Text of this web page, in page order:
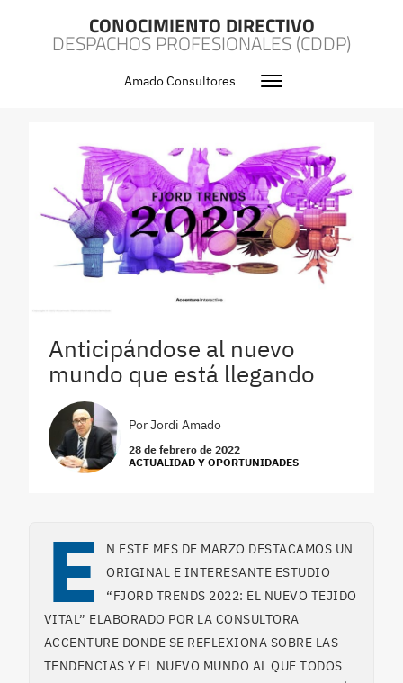
CONOCIMIENTO DIRECTIVO
DESPACHOS PROFESIONALES (CDDP)
Amado Consultores
Anticipándose al nuevo
mundo que está llegando
PorJordi Amado
28 de febrero de 2022
ACTUALIDAD Y OPORTUNIDADES
E
N ESTE MES DE MARZO DESTACAMOS UN
ORIGINAL E INTERESANTE ESTUDIO
“FJORD TRENDS 2022: EL NUEVO TEJIDO
VITAL” ELABORADO POR LA CONSULTORA
ACCENTURE DONDE SE REFLEXIONA SOBRE LAS
TENDENCIAS Y EL NUEVO MUNDO AL QUE TODOS